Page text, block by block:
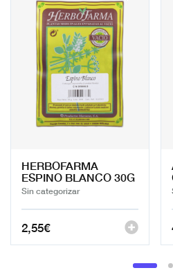
HERBOFARMA
ESPINO BLANCO 30G
Sin categorizar
2,55€